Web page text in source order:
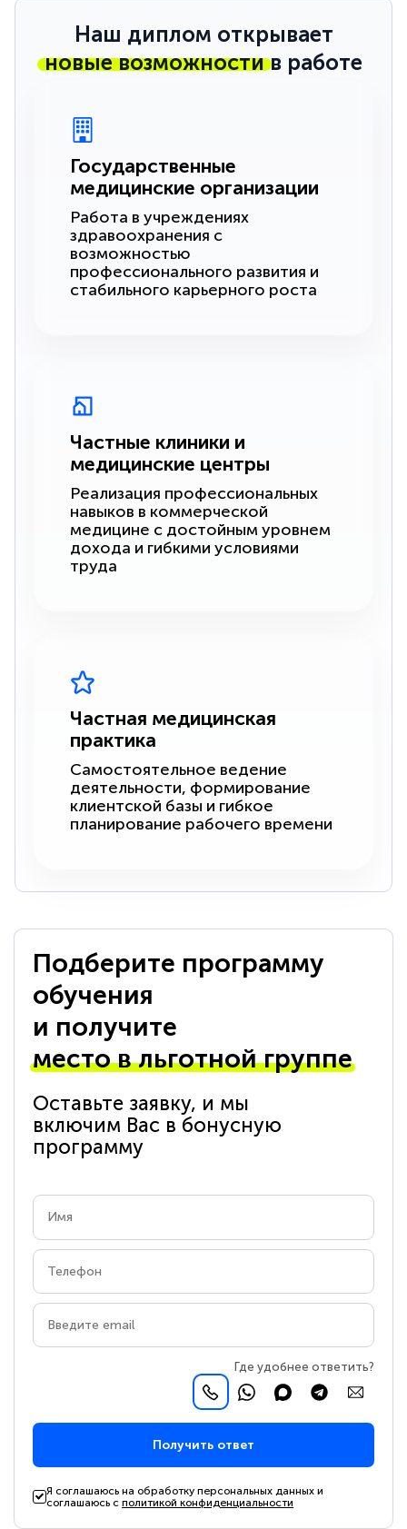
Наш диплом открывает
новые возможностив работе
Государственные
медицинские организации
Работа в учреждениях
здравоохранения с
возможностью
профессионального развития и
стабильного карьерного роста
Частные клиники и
медицинские центры
Реализация профессиональных
навыков в коммерческой
медицине с достойным уровнем
дохода и гибкими условиями
труда
Частная медицинская
практика
Самостоятельное ведение
деятельности, формирование
клиентской базы и гибкое
планирование рабочего времени
Подберите программу
обучения
и получите
место в льготной группе
Оставьте заявку, и мы
включим Вас в бонусную
программу
Где удобнее ответить?
Получить ответ
Я соглашаюсь на обработку персональных данных и
соглашаюсь сполитикой конфиденциальности